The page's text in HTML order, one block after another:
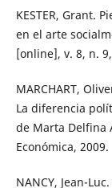
KESTER, Grant.
en el arte
[online], v. 8, n.
MARCHART,
La diferencia
de Marta Delfina
Económica, 2009.
NANCY, Jean-